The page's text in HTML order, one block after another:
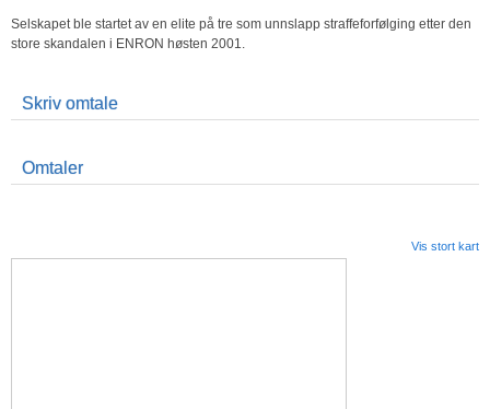
Selskapet ble startet av en elite på tre som unnslapp straffeforfølging etter den
store skandalen i ENRON høsten 2001.
Skriv omtale
Omtaler
Vis stort kart